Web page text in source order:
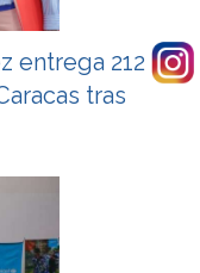
entrega 212
tras